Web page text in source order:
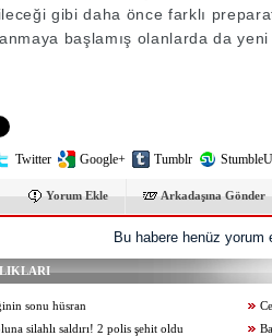
gibi daha önce farklı
başlamış olanlarda da
Twitter Google+ Tumblr
Yorum Ekle Arkadaşına Gönder
Bu habere henüz yorum
sonu hüsran
silahlı saldırı! 2 polis şehit oldu